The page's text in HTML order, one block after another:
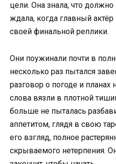
цели. Она знала, что должно
ждала, когда главный
своей финальной реплики.
Они поужинали почти в
несколько раз пытался
разговор о погоде и планах
слова вязли в плотной
больше не пыталась
аппетитом, глядя в свою
его взгляд, полное
скрываемого нетерпения.